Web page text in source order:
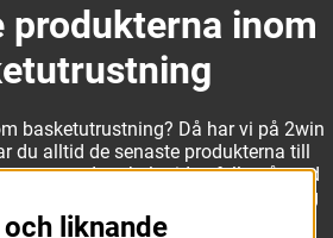
produkterna inom
basketutrustning? Då har vi på 2win
du alltid de senaste produkterna till
noga med att hela tiden fylla på med
Det gör oss till ett naturligt val för dig
som överträffar alla andra märken.
liknande